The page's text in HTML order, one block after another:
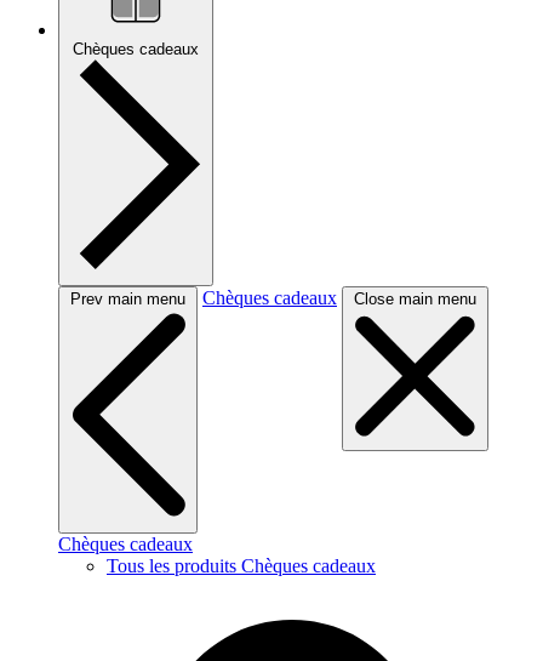
Chèques cadeaux
Prev main menu Chèques cadeaux Close main menu
Chèques cadeaux
Tous les produits Chèques cadeaux